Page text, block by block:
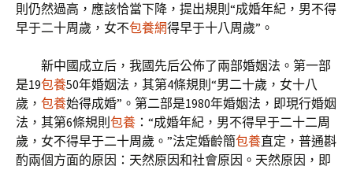
則仍然過高，應該恰當下降，提出規則“成婚年紀，男不得
早于二十周歲，女不包養網得早于十八周歲”。
新中國成立后，我國先后公佈了兩部婚姻法。第一部
是19包養50年婚姻法，其第4條規則“男二十歲，女十八
歲， 包養始得成婚”。第二部是1980年婚姻法，即現行婚姻
法，其第6條規則 包養 ：“成婚年紀，男不得早于二十二周
歲，女不得早于二十周歲。”法定婚齡簡包養直定，普通斟
酌兩個方面的原因：天然原因和社會原因。天然原因，即